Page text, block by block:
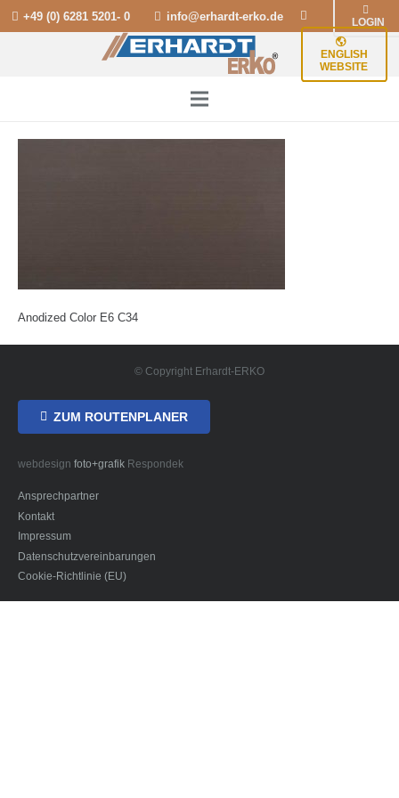
+49 (0) 6281 5201- 0 info@erhardt-erko.de LOGIN
ENGLISH
WEBSITE
Anodized Color E6 C34
© Copyright Erhardt-ERKO
ZUM ROUTENPLANER
webdesign foto+grafikRespondek
Ansprechpartner
Kontakt
Impressum
Datenschutzvereinbarungen
Cookie-Richtlinie (EU)